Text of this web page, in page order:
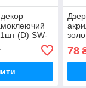
(D) SW-
78